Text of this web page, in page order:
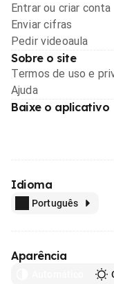
Entrar ou criar conta
Enviar cifras
Pedir videoaula
Sobre o site
Termos de uso e
Ajuda
Baixe o aplicativo
Idioma
Português
Aparência